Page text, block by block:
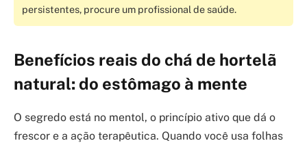
persistentes, procure um profissional de saúde.
Benefícios reais do chá de hortelã
natural: do estômago à mente
O segredo está no mentol, o princípio ativo que dá o
frescor e a ação terapêutica. Quando você usa folhas